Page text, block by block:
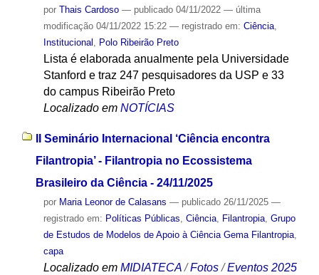
por Thais Cardoso — publicado04/11/2022 — última
modificação04/11/2022 15:22 — registrado em: Ciência,
Institucional , Polo Ribeirão Preto
Lista é elaborada anualmente pela Universidade
Stanford e traz 247 pesquisadores da USP e 33
do campus Ribeirão Preto
Localizado em NOTÍCIAS
II Seminário Internacional ‘Ciência encontra
Filantropia’ - Filantropia no Ecossistema
Brasileiro da Ciência - 24/11/2025
por Maria Leonor de Calasans — publicado26/11/2025 —
registrado em: Políticas Públicas Ciência, Filantropia, Grupo
de Estudos de Modelos de Apoio à Ciência Gema Filantropia,
capa
Localizado em MIDIATECA /Fotos /Eventos 2025